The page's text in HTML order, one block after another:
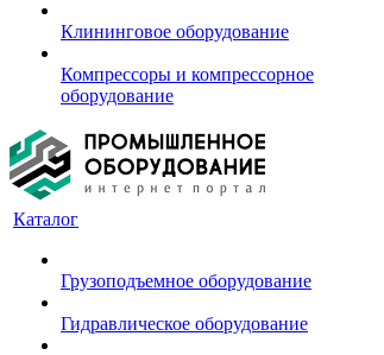
Клининговое оборудование
Компрессоры и компрессорное
оборудование
Каталог
Грузоподъемное оборудование
Гидравлическое оборудование